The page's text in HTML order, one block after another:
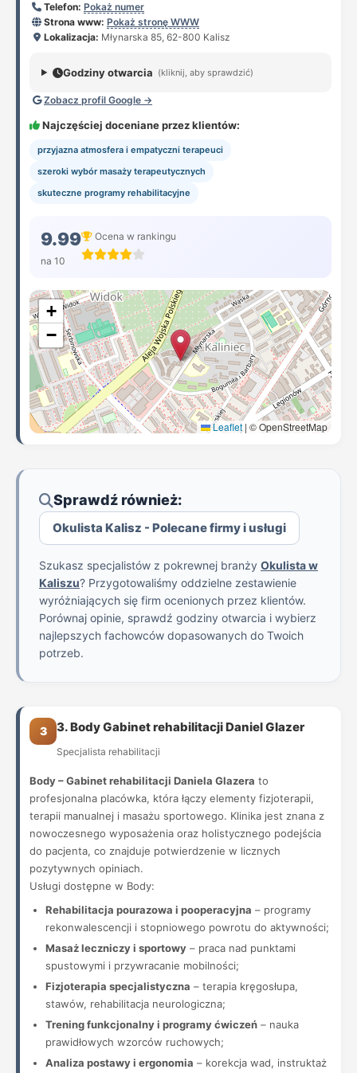
Telefon: Pokaż numer
Strona www: Pokaż stronę WWW
Lokalizacja: Młynarska 85, 62-800 Kalisz
Godziny otwarcia (kliknij, aby sprawdzić)
Zobacz profil Google →
Najczęściej doceniane przez klientów:
przyjazna atmosfera i empatyczni terapeuci
szeroki wybór masaży terapeutycznych
skuteczne programy rehabilitacyjne
9.99
na 10
Ocena w rankingu
+
−
Leaflet | © OpenStreetMap
Sprawdź również:
Okulista Kalisz - Polecane firmy i usługi
Szukasz specjalistów z pokrewnej branży Okulista w
Kaliszu? Przygotowaliśmy oddzielne zestawienie
wyróżniających się firm ocenionych przez klientów.
Porównaj opinie, sprawdź godziny otwarcia i wybierz
najlepszych fachowców dopasowanych do Twoich
potrzeb.
3 3. Body Gabinet rehabilitacji Daniel Glazer
Specjalista rehabilitacji
Body – Gabinet rehabilitacji Daniela Glazera to
profesjonalna placówka, która łączy elementy fizjoterapii,
terapii manualnej i masażu sportowego. Klinika jest znana z
nowoczesnego wyposażenia oraz holistycznego podejścia
do pacjenta, co znajduje potwierdzenie w licznych
pozytywnych opiniach.
Usługi dostępne w Body:
Rehabilitacja pourazowa i pooperacyjna – programy
rekonwalescencji i stopniowego powrotu do aktywności;
Masaż leczniczy i sportowy – praca nad punktami
spustowymi i przywracanie mobilności;
Fizjoterapia specjalistyczna – terapia kręgosłupa,
stawów, rehabilitacja neurologiczna;
Trening funkcjonalny i programy ćwiczeń – nauka
prawidłowych wzorców ruchowych;
Analiza postawy i ergonomia – korekcja wad, instruktaż